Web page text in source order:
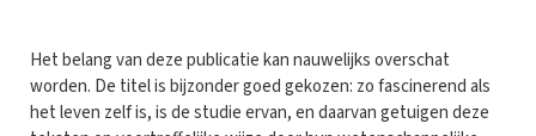
Het belang van deze publicatie kan nauwelijks overschat
worden. De titel is bijzonder goed gekozen: zo fascinerend als
het leven zelf is, is de studie ervan, en daarvan getuigen deze